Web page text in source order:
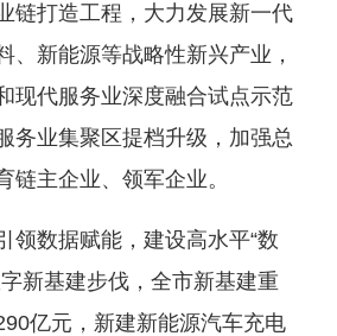
链打造工程，大力发展新一代
、新能源等战略性新兴产业，
现代服务业深度融合试点示范
务业集聚区提档升级，加强总
链主企业、领军企业。
数据赋能，建设高水平“数
新基建步伐，全市新基建重
亿元，新建新能源汽车充电